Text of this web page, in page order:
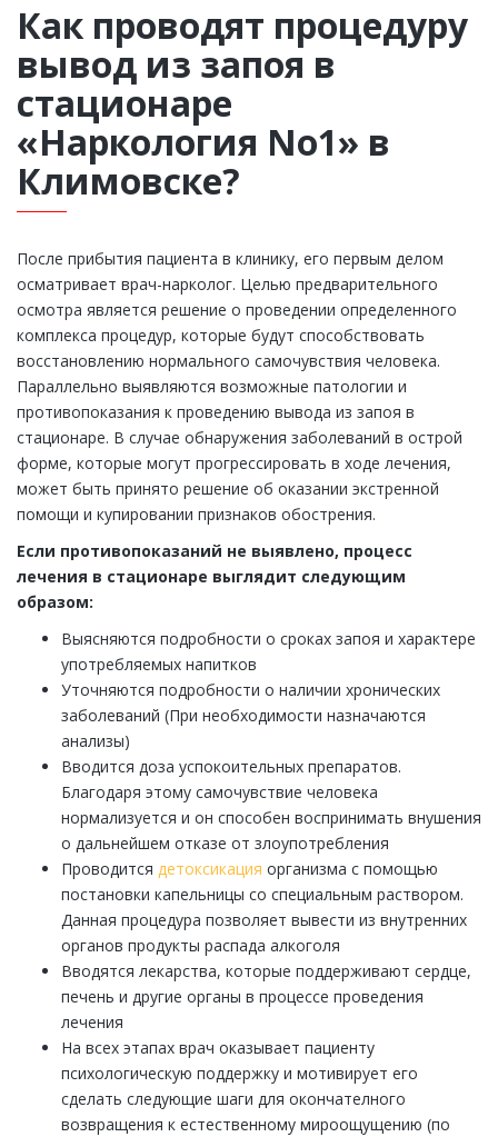
Как проводят процедуру
вывод из запоя в
стационаре
«Наркология No1» в
Климовске?
После прибытия пациента в клинику, его первым делом
осматривает врач-нарколог. Целью предварительного
осмотра является решение о проведении определенного
комплекса процедур, которые будут способствовать
восстановлению нормального самочувствия человека.
Параллельно выявляются возможные патологии и
противопоказания к проведению вывода из запоя в
стационаре. В случае обнаружения заболеваний в острой
форме, которые могут прогрессировать в ходе лечения,
может быть принято решение об оказании экстренной
помощи и купировании признаков обострения.
Если противопоказаний не выявлено, процесс
лечения в стационаре выглядит следующим
образом:
Выясняются подробности о сроках запоя и характере
употребляемых напитков
Уточняются подробности о наличии хронических
заболеваний (При необходимости назначаются
анализы)
Вводится доза успокоительных препаратов.
Благодаря этому самочувствие человека
нормализуется и он способен воспринимать внушения
о дальнейшем отказе от злоупотребления
Проводится детоксикация организма с помощью
постановки капельницы со специальным раствором.
Данная процедура позволяет вывести из внутренних
органов продукты распада алкоголя
Вводятся лекарства, которые поддерживают сердце,
печень и другие органы в процессе проведения
лечения
На всех этапах врач оказывает пациенту
психологическую поддержку и мотивирует его
сделать следующие шаги для окончателного
возвращения к естественному мироощущению (по